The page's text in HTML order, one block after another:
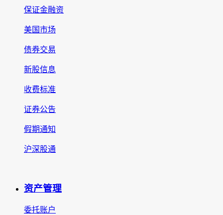
保证金融资
美国市场
债券交易
新股信息
收费标准
证券公告
假期通知
沪深股通
资产管理
委托账户